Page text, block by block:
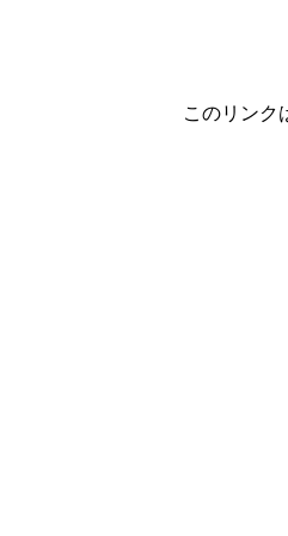
このリンク